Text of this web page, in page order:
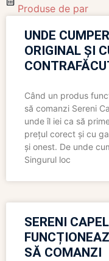
Produse de par
UNDE
ORIGINAL ȘI
Când un produs
să comanzi Sereni
unde îl iei ca să
prețul corect și cu
și onest. De unde
Singurul loc
SERENI
SĂ COMANZI